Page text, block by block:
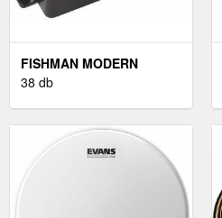
FISHMAN MODERN
HUMBUCKER ALNICO
38 db